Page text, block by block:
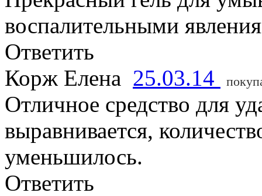
воспалительными
Ответить
Корж Елена 25.03.14
Отличное средство для
выравнивается,
уменьшилось.
Ответить